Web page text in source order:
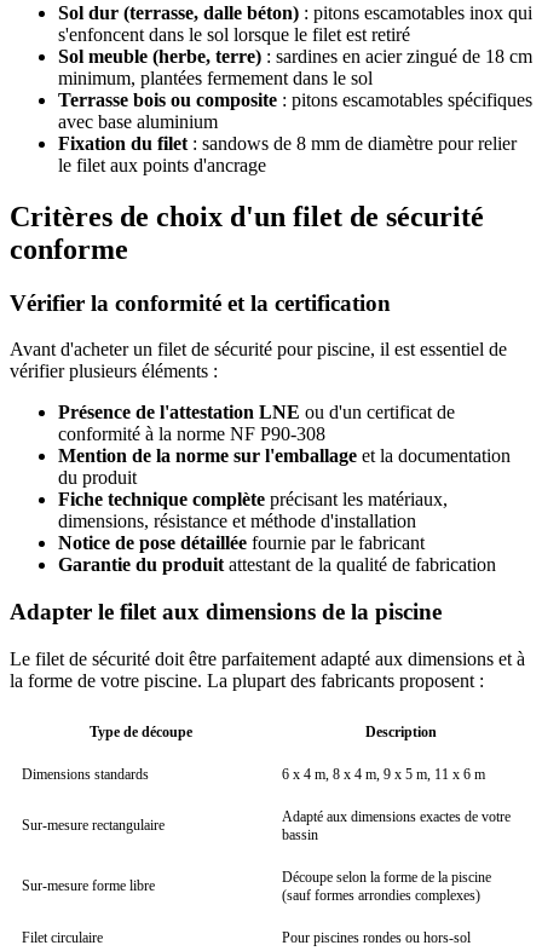
Sol dur (terrasse, dalle béton) : pitons escamotables inox qui
s'enfoncent dans le sol lorsque le filet est retiré
Sol meuble (herbe, terre) : sardines en acier zingué de 18 cm
minimum, plantées fermement dans le sol
Terrasse bois ou composite : pitons escamotables spécifiques
avec base aluminium
Fixation du filet : sandows de 8 mm de diamètre pour relier
le filet aux points d'ancrage
Critères de choix d'un filet de sécurité
conforme
Vérifier la conformité et la certification
Avant d'acheter un filet de sécurité pour piscine, il est essentiel de
vérifier plusieurs éléments :
Présence de l'attestation LNE ou d'un certificat de
conformité à la norme NF P90-308
Mention de la norme sur l'emballage et la documentation
du produit
Fiche technique complète précisant les matériaux,
dimensions, résistance et méthode d'installation
Notice de pose détaillée fournie par le fabricant
Garantie du produit attestant de la qualité de fabrication
Adapter le filet aux dimensions de la piscine
Le filet de sécurité doit être parfaitement adapté aux dimensions et à
la forme de votre piscine. La plupart des fabricants proposent :
Type de découpe Description
Dimensions standards 6 x 4 m, 8 x 4 m, 9 x 5 m, 11 x 6 m
Sur-mesure rectangulaire
Adapté aux dimensions exactes de votre
bassin
Sur-mesure forme libre
Découpe selon la forme de la piscine
(sauf formes arrondies complexes)
Filet circulaire Pour piscines rondes ou hors-sol